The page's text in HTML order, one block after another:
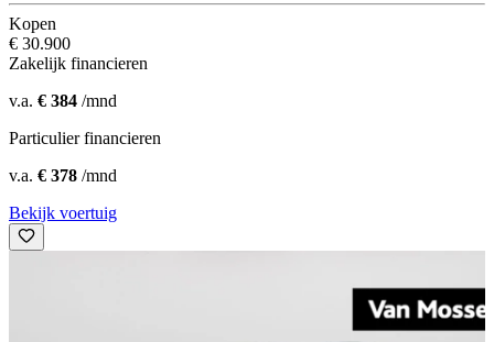
Kopen
€ 30.900
Zakelijk financieren
v.a. € 384 /mnd
Particulier financieren
v.a. € 378 /mnd
Bekijk voertuig